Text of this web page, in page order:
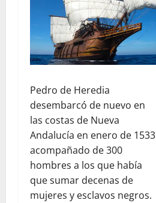
Pedro de Heredia
desembarcó de nuevo en
las costas de Nueva
Andalucía en enero de 1533
acompañado de 300
hombres a los que había
que sumar decenas de
mujeres y esclavos negros.